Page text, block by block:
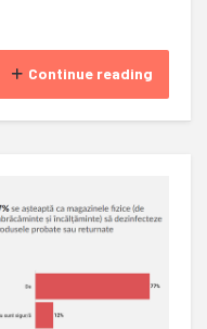
Continue reading